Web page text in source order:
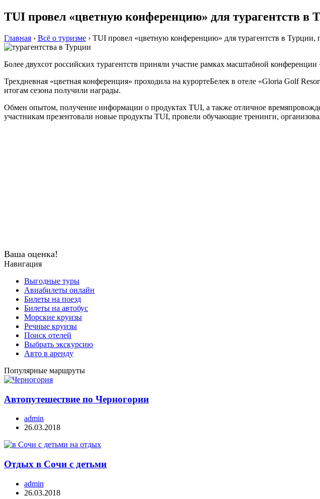
TUI провел «цветную конференцию» для турагентств в
Главная › Всё о туризме › TUI провел «цветную конференцию» для турагентств в Турции,
Более двухсот российских турагентств приняли участие рамках масштабной
Трехдневная «цветная конференция» проходила на курортеБелек в отеле «Gloria Golf
итогам сезона получили награды.
Обмен опытом, получение информации о продуктах TUI, а также отличное
участникам презентовали новые продукты TUI, провели обучающие тренинги,
Ваша оценка!
Навигация
Выгодные туры
Авиабилеты онлайн
Билеты на поезд
Билеты на автобус
Морские круизы
Речные круизы
Поиск отелей
Выбрать экскурсию
Авто в аренду
Популярные маршруты
Автопутешествие по Черногории
admin
26.03.2018
Отдых в Сочи с детьми
admin
26.03.2018